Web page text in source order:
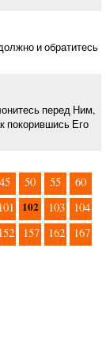
и обратитесь
перед Ним,
покорившись Его
45 50 55
60
101 102 103
104
152 157 162
167